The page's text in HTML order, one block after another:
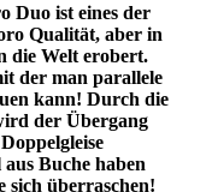
Duo ist eines der
Qualität, aber in
die Welt erobert.
der man parallele
kann! Durch die
der Übergang
Buche haben
sich überraschen!